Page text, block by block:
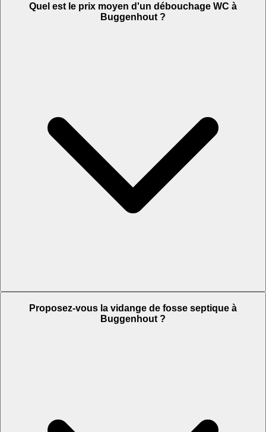
Quel est le prix moyen d'un débouchage WC à
Buggenhout ?
Proposez-vous la vidange de fosse septique à
Buggenhout ?